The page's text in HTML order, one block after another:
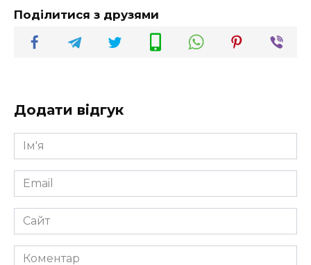
Поділитися з друзями
Додати відгук
Ім'я
*
Email
*
Сайт
Коментар